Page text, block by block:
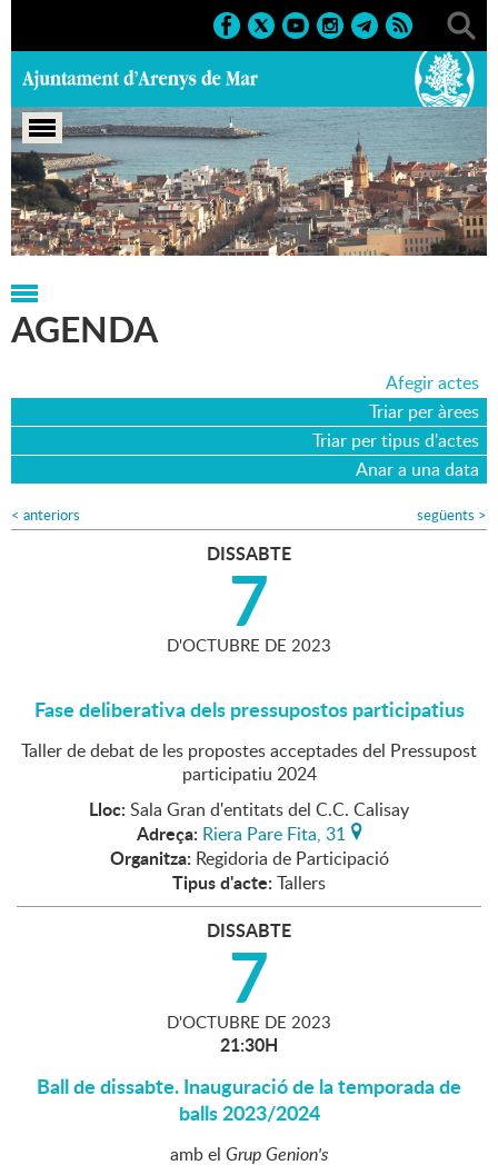
Portada > Agenda > 07-10-2023
AGENDA
Afegir actes
Triar per àrees
Triar per tipus d'actes
Anar a una data
< anteriors següents >
DISSABTE
7
D'OCTUBRE DE 2023
Fase deliberativa dels pressupostos participatius
Taller de debat de les propostes acceptades del Pressupost
participatiu 2024
Lloc: Sala Gran d'entitats del C.C. Calisay
Adreça: Riera Pare Fita, 31
Organitza: Regidoria de Participació
Tipus d'acte: Tallers
DISSABTE
7
D'OCTUBRE DE 2023
21:30H
Ball de dissabte. Inauguració de la temporada de
balls 2023/2024
amb el Grup Genion's